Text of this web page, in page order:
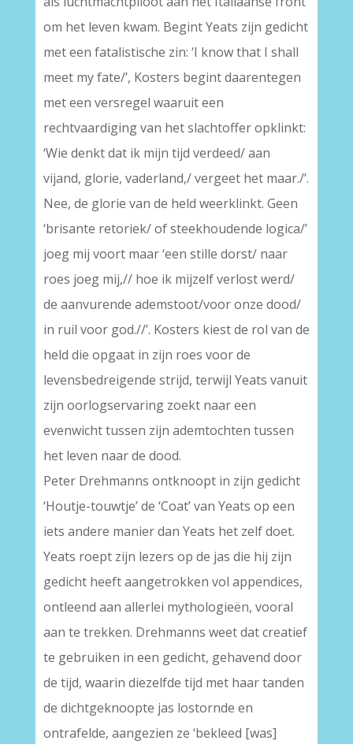
om het leven kwam. Begint Yeats zijn gedicht
met een fatalistische zin: ‘I know that I shall
meet my fate/’, Kosters begint daarentegen
met een versregel waaruit een
rechtvaardiging van het slachtoffer opklinkt:
‘Wie denkt dat ik mijn tijd verdeed/ aan
vijand, glorie, vaderland,/ vergeet het maar./’.
Nee, de glorie van de held weerklinkt. Geen
‘brisante retoriek/ of steekhoudende logica/’
joeg mij voort maar ‘een stille dorst/ naar
roes joeg mij,// hoe ik mijzelf verlost werd/
de aanvurende ademstoot/voor onze dood/
in ruil voor god.//’. Kosters kiest de rol van de
held die opgaat in zijn roes voor de
levensbedreigende strijd, terwijl Yeats vanuit
zijn oorlogservaring zoekt naar een
evenwicht tussen zijn ademtochten tussen
het leven naar de dood.
Peter Drehmanns ontknoopt in zijn gedicht
‘Houtje-touwtje’ de ‘Coat’ van Yeats op een
iets andere manier dan Yeats het zelf doet.
Yeats roept zijn lezers op de jas die hij zijn
gedicht heeft aangetrokken vol appendices,
ontleend aan allerlei mythologieën, vooral
aan te trekken. Drehmanns weet dat creatief
te gebruiken in een gedicht, gehavend door
de tijd, waarin diezelfde tijd met haar tanden
de dichtgeknoopte jas lostornde en
ontrafelde, aangezien ze ‘bekleed [was]